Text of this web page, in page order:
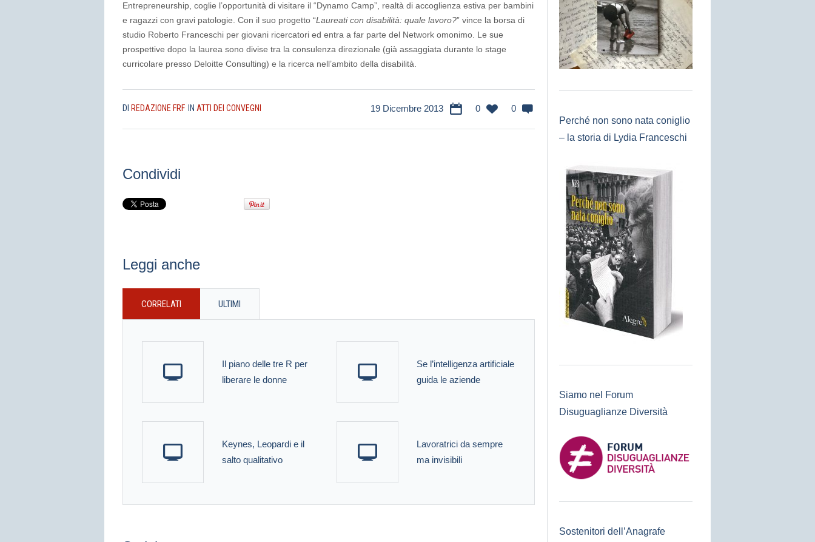
Entrepreneurship, coglie l’opportunità di visitare il “Dynamo Camp”, realtà di accoglienza estiva per bambini
e ragazzi con gravi patologie. Con il suo progetto “Laureati con disabilità: quale lavoro?” vince la borsa di
studio Roberto Franceschi per giovani ricercatori ed entra a far parte del Network omonimo. Le sue
prospettive dopo la laurea sono divise tra la consulenza direzionale (già assaggiata durante lo stage
curricolare presso Deloitte Consulting) e la ricerca nell’ambito della disabilità.
19 Dicembre 2013 0 0
DI REDAZIONE FRF IN ATTI DEI CONVEGNI
Condividi
Leggi anche
CORRELATI ULTIMI
Il piano delle tre R per
liberare le donne
Se l’intelligenza artificiale
guida le aziende
Keynes, Leopardi e il
salto qualitativo
Lavoratrici da sempre
ma invisibili
Perché non sono nata coniglio
– la storia di Lydia Franceschi
Siamo nel Forum
Disuguaglianze Diversità
Sostenitori dell’Anagrafe